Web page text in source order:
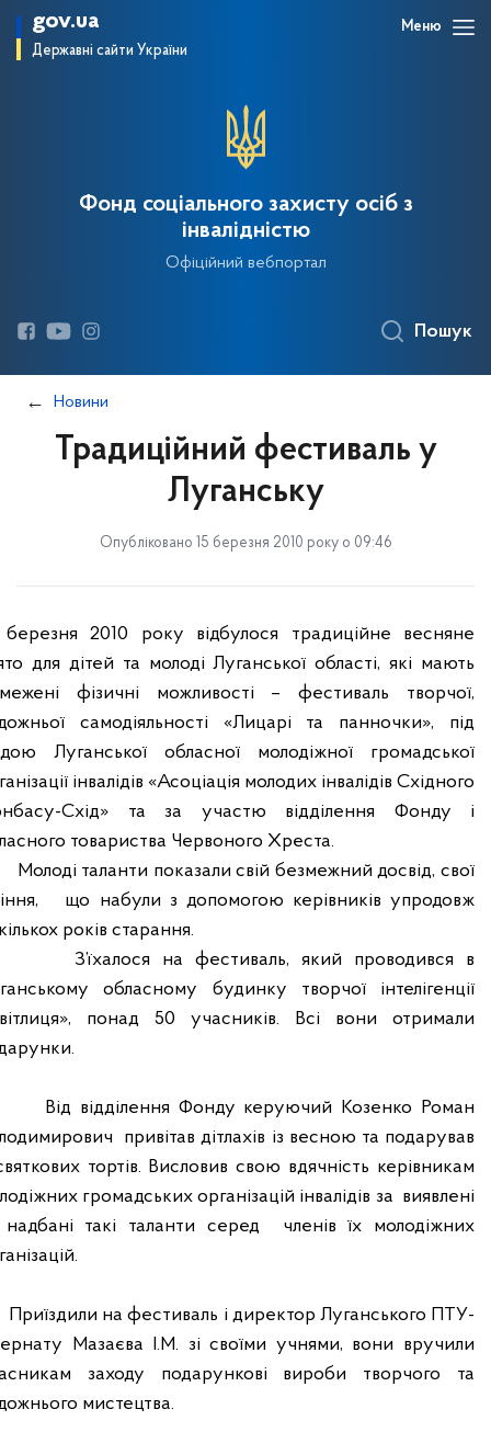
gov.ua
Державні сайти України
Меню
Фонд соціального захисту осіб з
інвалідністю
Офіційний вебпортал
Пошук
Новини
Традиційний фестиваль у
Луганську
Опубліковано 15 березня 2010 року о 09:46
березня 2010 року відбулося традиційне весняне
для дітей та молоді Луганської області, які мають
фізичні можливості – фестиваль творчої,
самодіяльності «Лицарі та панночки», під
Луганської обласної молодіжної громадської
інвалідів «Асоціація молодих інвалідів Східного
Схід» та за участю відділення Фонду і
товариства Червоного Хреста.
Молоді таланти показали свій безмежний досвід, свої
що набули з допомогою керівників упродовж
років старання.
З’їхалося на фестиваль, який проводився в
обласному будинку творчої інтелігенції
понад 50 учасників. Всі вони отримали
Від відділення Фонду керуючий Козенко Роман
привітав дітлахів із весною та подарував
тортів. Висловив свою вдячність керівникам
громадських організацій інвалідів за виявлені
такі таланти серед
членів їх молодіжних
Приїздили на фестиваль і директор Луганського ПТУ-
Мазаєва І.М. зі своїми учнями, вони вручили
заходу подарункові вироби творчого та
мистецтва.